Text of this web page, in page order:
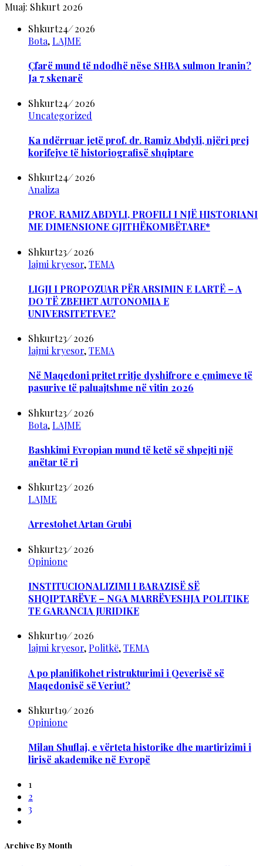
Muaj: Shkurt 2026
Shkurt24/2026
Bota,LAJME
Çfarë mund të ndodhë nëse SHBA sulmon Iranin?
Ja 7 skenarë
Shkurt24/2026
Uncategorized
Ka ndërruar jetë prof. dr. Ramiz Abdyli, njëri prej
korifejve të historiografisë shqiptare
Shkurt24/2026
Analiza
PROF. RAMIZ ABDYLI, PROFILI I NJË HISTORIANI
ME DIMENSIONE GJITHËKOMBËTARE*
Shkurt23/2026
lajmi kryesor,TEMA
LIGJI I PROPOZUAR PËR ARSIMIN E LARTË – A
DO TË ZBEHET AUTONOMIA E
UNIVERSITETEVE?
Shkurt23/2026
lajmi kryesor,TEMA
Në Maqedoni pritet rritje dyshifrore e çmimeve të
pasurive të paluajtshme në vitin 2026
Shkurt23/2026
Bota,LAJME
Bashkimi Evropian mund të ketë së shpejti një
anëtar të ri
Shkurt23/2026
LAJME
Arrestohet Artan Grubi
Shkurt23/2026
Opinione
INSTITUCIONALIZIMI I BARAZISË SË
SHQIPTARËVE – NGA MARRËVESHJA POLITIKE
TE GARANCIA JURIDIKE
Shkurt19/2026
lajmi kryesor,Politkë,TEMA
А po planifikohet ristrukturimi i Qeverisë së
Maqedonisë së Veriut?
Shkurt19/2026
Opinione
Milan Shuflaj, e vërteta historike dhe martirizimi i
lirisë akademike në Evropë
1
2
3
Archive By Month